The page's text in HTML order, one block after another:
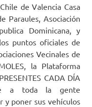
de Valencia Casa
Paraules, Asociación
Dominicana, y
puntos oficiales de
Vecinales de
la Plataforma
CADA DÍA
a toda la gente
y poner sus vehículos